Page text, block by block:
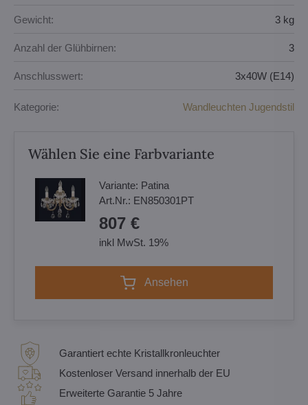
Gewicht: 3 kg
Anzahl der Glühbirnen: 3
Anschlusswert: 3x40W (E14)
Kategorie: Wandleuchten Jugendstil
Wählen Sie eine Farbvariante
Variante: Patina
Art.Nr.: EN850301PT
807 €
inkl MwSt. 19%
Ansehen
Garantiert echte Kristallkronleuchter
Kostenloser Versand innerhalb der EU
Erweiterte Garantie 5 Jahre